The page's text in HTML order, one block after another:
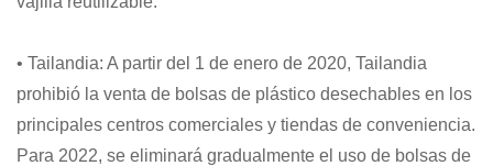
• Tailandia: A partir del 1 de enero de 2020, Tailandia
prohibió la venta de bolsas de plástico desechables en los
principales centros comerciales y tiendas de conveniencia.
Para 2022, se eliminará gradualmente el uso de bolsas de